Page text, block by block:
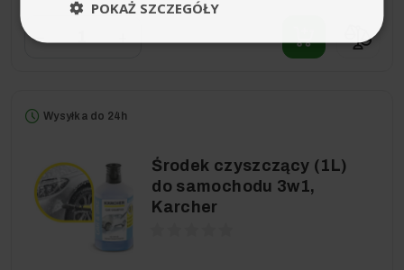
−
Wysyłka do 24h
Środek czyszczący (1L)
do samochodu 3w1,
Karcher
POKAŻ SZCZEGÓŁY